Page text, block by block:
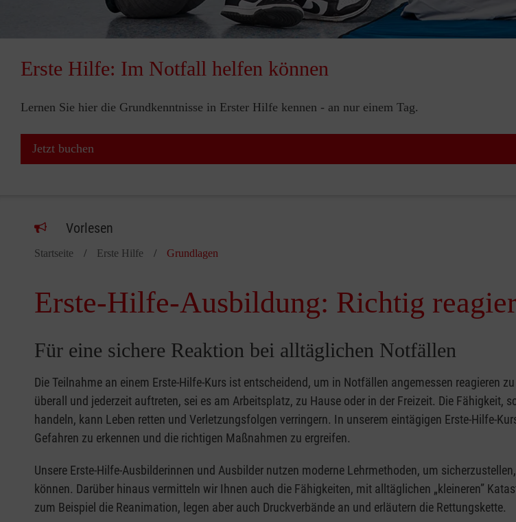
Erste Hilfe: Im Notfall helfen können
Lernen Sie hier die Grundkenntnisse in Erster Hilfe kennen - an nur einem Tag.
Jetzt buchen
Vorlesen
Startseite Erste Hilfe Grundlagen
Erste-Hilfe-Ausbildung: Richtig
Für eine sichere Reaktion bei alltäglichen Notfällen
Die Teilnahme an einem Erste-Hilfe-Kurs ist entscheidend, um in Notfällen angemessen reagieren
überall und jederzeit auftreten, sei es am Arbeitsplatz, zu Hause oder in der Freizeit. Die Fähigkeit,
handeln, kann Leben retten und Verletzungsfolgen verringern. In unserem eintägigen Erste-Hilfe-
Gefahren zu erkennen und die richtigen Maßnahmen zu ergreifen.
Unsere Erste-Hilfe-Ausbilderinnen und Ausbilder nutzen moderne Lehrmethoden, um
können. Darüber hinaus vermitteln wir Ihnen auch die Fähigkeiten, mit alltäglichen „kleineren”
zum Beispiel die Reanimation, legen aber auch Druckverbände an und erläutern die Rettungskette.